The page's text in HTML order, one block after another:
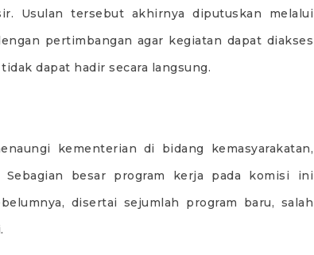
Usulan tersebut akhirnya diputuskan melalui
pertimbangan agar kegiatan dapat diakses
dapat hadir secara langsung.
kementerian di bidang kemasyarakatan,
Sebagian besar program kerja pada komisi ini
disertai sejumlah program baru, salah